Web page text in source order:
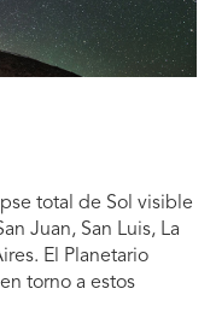
total de Sol visible
Juan, San Luis, La
El Planetario
torno a estos